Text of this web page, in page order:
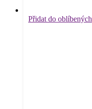
Přidat do oblíbených